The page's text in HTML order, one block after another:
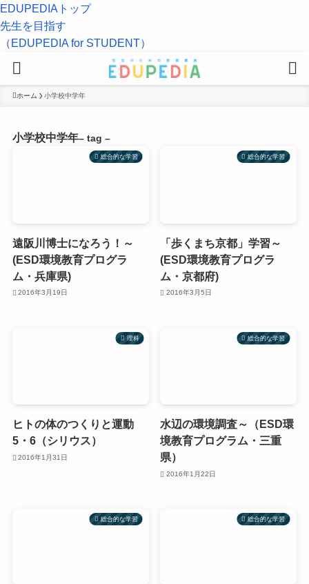
EDUPEDIAトップ
先生を目指す
（EDUPEDIA for STUDENT）
ホーム 小学校中学年
小学校中学年– tag –
総合的な学習
遠阪川博士になろう！～
(ESD環境教育プログラ
ム・兵庫県)
2016年3月19日
総合的な学習
「歩くまち京都」学習～
(ESD環境教育プログラ
ム・京都府)
2016年3月5日
理科
ヒトの体のつくりと運動
5・6（シリウス）
2016年1月31日
総合的な学習
水辺の環境調査～（ESD環
境教育プログラム・三重
県）
2016年1月22日
総合的な学習 総合的な学習